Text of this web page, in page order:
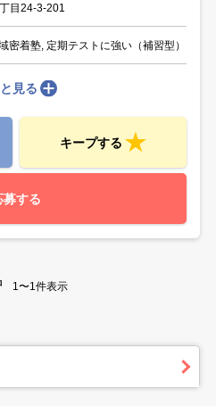
目24-3-201
密着塾, 定期テストに強い（補習型）
見る
キープする
募する
1〜1件表示